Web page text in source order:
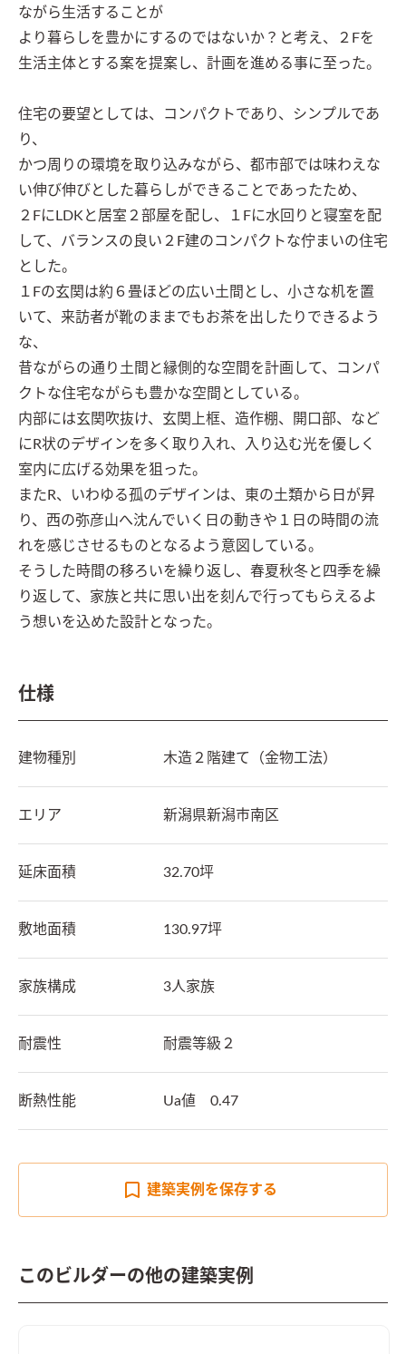
ながら生活することが
より暮らしを豊かにするのではないか？と考え、２Fを
生活主体とする案を提案し、計画を進める事に至った。
住宅の要望としては、コンパクトであり、シンプルであ
り、
かつ周りの環境を取り込みながら、都市部では味わえな
い伸び伸びとした暮らしができることであったため、
２FにLDKと居室２部屋を配し、１Fに水回りと寝室を配
して、バランスの良い２F建のコンパクトな佇まいの住宅
とした。
１Fの玄関は約６畳ほどの広い土間とし、小さな机を置
いて、来訪者が靴のままでもお茶を出したりできるよう
な、
昔ながらの通り土間と縁側的な空間を計画して、コンパ
クトな住宅ながらも豊かな空間としている。
内部には玄関吹抜け、玄関上框、造作棚、開口部、など
にR状のデザインを多く取り入れ、入り込む光を優しく
室内に広げる効果を狙った。
またR、いわゆる孤のデザインは、東の土類から日が昇
り、西の弥彦山へ沈んでいく日の動きや１日の時間の流
れを感じさせるものとなるよう意図している。
そうした時間の移ろいを繰り返し、春夏秋冬と四季を繰
り返して、家族と共に思い出を刻んで行ってもらえるよ
仕様
建物種別 木造２階建て（金物工法）
エリア 新潟県新潟市南区
延床面積 32.70坪
敷地面積 130.97坪
家族構成 3人家族
耐震性 耐震等級２
断熱性能 Ua値　0.47
建築実例を保存する
このビルダーの他の建築実例